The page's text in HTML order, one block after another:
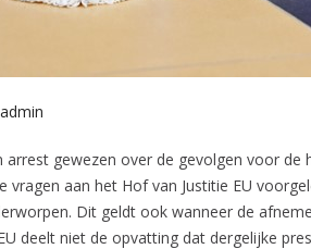
admin
arrest gewezen over de gevolgen voor
vragen aan het Hof van Justitie EU
Dit geldt ook wanneer de
deelt niet de opvatting dat dergelijke